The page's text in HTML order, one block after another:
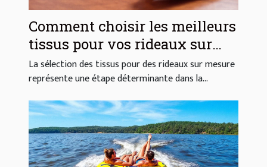
Comment choisir les meilleurs
tissus pour vos rideaux sur
mesure ?
La sélection des tissus pour des rideaux sur mesure
représente une étape déterminante dans la...